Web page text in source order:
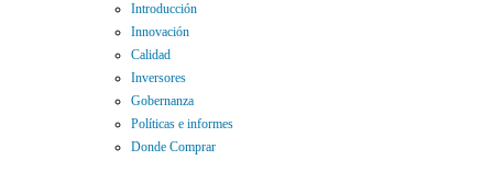
Introducción
Innovación
Calidad
Inversores
Gobernanza
Políticas e informes
Donde Comprar